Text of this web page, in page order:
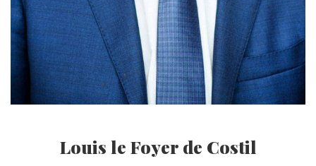
Louis le Foyer de Costil